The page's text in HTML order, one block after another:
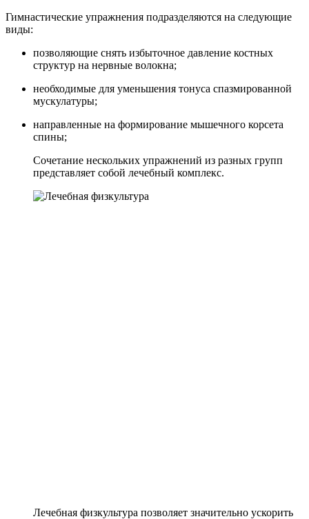
Гимнастические упражнения подразделяются на следующие
виды:
позволяющие снять избыточное давление костных
структур на нервные волокна;
необходимые для уменьшения тонуса спазмированной
мускулатуры;
направленные на формирование мышечного корсета
спины;
Сочетание нескольких упражнений из разных групп
представляет собой лечебный комплекс.
Лечебная физкультура позволяет значительно ускорить